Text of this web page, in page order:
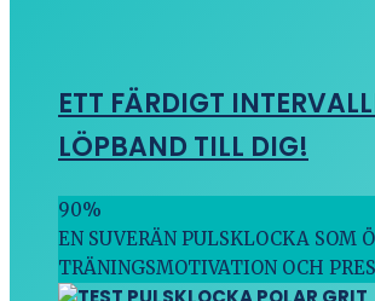
ETT FÄRDIGT
LÖPBAND TILL DIG!
90%
EN SUVERÄN PULSKLOCKA SOM
TRÄNINGSMOTIVATION OCH